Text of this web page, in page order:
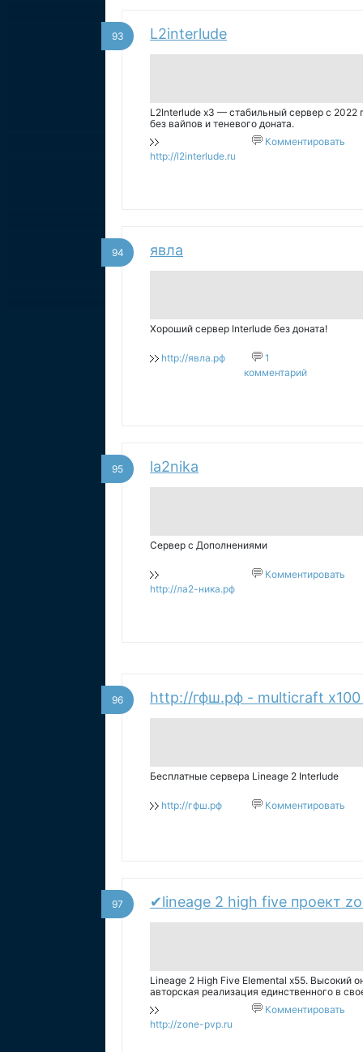
93 L2interlude
L2Interlude x3 — стабильный сервер с 2022
без вайпов и теневого доната.
http://l2interlude.ru
Комментировать
94 явла
Хороший сервер Interlude без доната!
http://явла.рф
1
комментарий
95 la2nika
Сервер с Дополнениями
http://ла2-ника.рф
Комментировать
96 http://гфш.рф - multicraft
Бесплатные сервера Lineage 2 Interlude
http://гфш.рф Комментировать
97 ✔lineage 2 high five проект
Lineage 2 High Five Elemental x55. Высокий
авторская реализация единственного в
http://zone-pvp.ru
Комментировать